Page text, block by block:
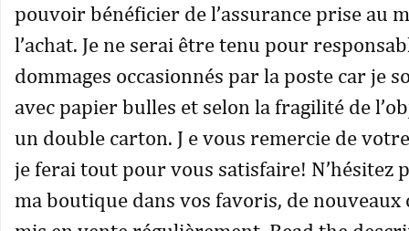
pouvoir bénéficier de l’assurance prise au
l’achat. Je ne serai être tenu pour
dommages occasionnés par la poste car je
avec papier bulles et selon la fragilité de
un double carton. J e vous remercie de
je ferai tout pour vous satisfaire! N’hésitez
ma boutique dans vos favoris, de nouveaux